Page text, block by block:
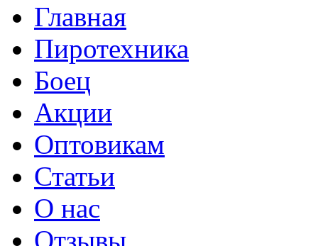
Главная
Пиротехника
Боец
Акции
Оптовикам
Статьи
О нас
Отзывы